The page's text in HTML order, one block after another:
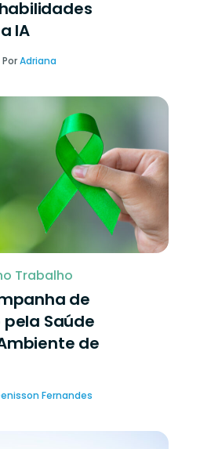
IA
PorAdriana
Trabalho
de
Saúde
de
Fernandes